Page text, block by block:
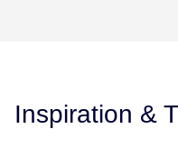
Inspiration &